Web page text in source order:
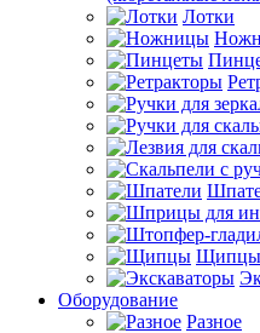
Лотки
Щипцы
Оборудование
Разное